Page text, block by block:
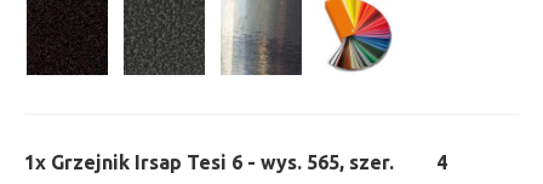
1x Grzejnik Irsap Tesi 6 - wys. 565, szer.
4